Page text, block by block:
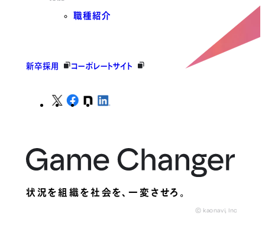
職種紹介
新卒採用 コーポレートサイト
状況を組織を社会を、一変させろ。
© kaonavi, Inc